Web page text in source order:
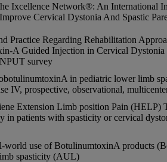
Ixcellence Network®: An International
Cervical Dystonia And Spastic
Practice Regarding Rehabilitation
A Guided Injection in Cervical Dystonia
survey
in pediatric lower limb
IV, prospective, observational,
Extension Limb position Pain (HELP)
in patients with spasticity or cervical
world use of BotulinumtoxinA products
spasticity (AUL)